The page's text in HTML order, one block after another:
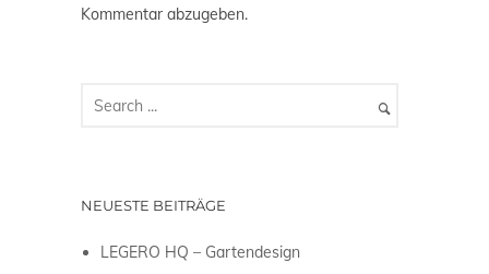
Kommentar abzugeben.
NEUESTE BEITRÄGE
LEGERO HQ – Gartendesign